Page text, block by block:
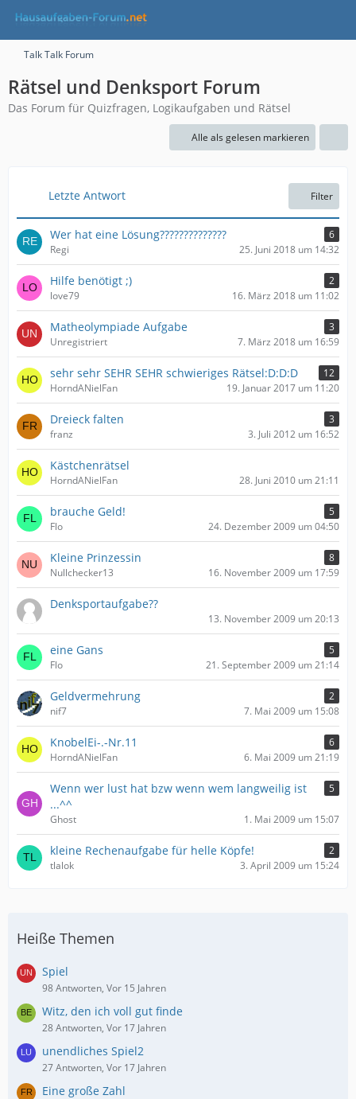
Talk Talk Forum
Rätsel und Denksport Forum
Das Forum für Quizfragen, Logikaufgaben und Rätsel
Alle als gelesen markieren
Letzte Antwort Filter
Wer hat eine Lösung??????????????
6
Regi
25. Juni 2018 um 14:32
Hilfe benötigt ;)
2
love79
16. März 2018 um 11:02
Matheolympiade Aufgabe
3
Unregistriert
7. März 2018 um 16:59
sehr sehr SEHR SEHR schwieriges Rätsel:D:D:D
12
HorndANielFan
19. Januar 2017 um 11:20
Dreieck falten
3
franz
3. Juli 2012 um 16:52
Kästchenrätsel
HorndANielFan 28. Juni 2010 um 21:11
brauche Geld!
5
Flo
24. Dezember 2009 um 04:50
Kleine Prinzessin
8
Nullchecker13
16. November 2009 um 17:59
Denksportaufgabe??
13. November 2009 um 20:13
eine Gans
5
Flo
21. September 2009 um 21:14
Geldvermehrung
2
nif7
7. Mai 2009 um 15:08
KnobelEi-.-Nr.11
6
HorndANielFan
6. Mai 2009 um 21:19
Wenn wer lust hat bzw wenn wem langweilig ist
...^^
5
Ghost 1. Mai 2009 um 15:07
kleine Rechenaufgabe für helle Köpfe!
2
tlalok
3. April 2009 um 15:24
Heiße Themen
Spiel
98 Antworten, Vor 15 Jahren
Witz, den ich voll gut finde
28 Antworten, Vor 17 Jahren
unendliches Spiel2
27 Antworten, Vor 17 Jahren
Eine große Zahl